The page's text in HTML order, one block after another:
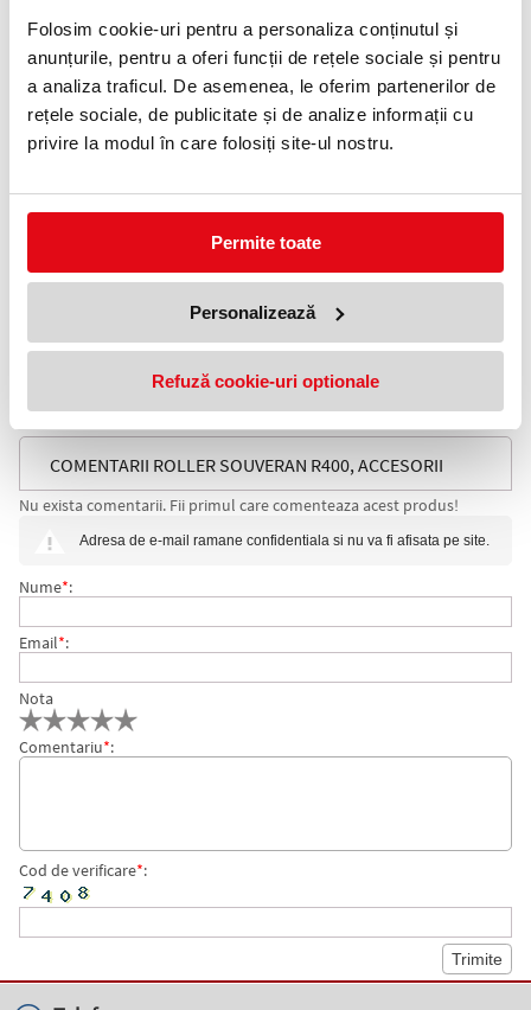
Folosim cookie-uri pentru a personaliza conținutul și
anunțurile, pentru a oferi funcții de rețele sociale și pentru
a analiza traficul. De asemenea, le oferim partenerilor de
rețele sociale, de publicitate și de analize informații cu
privire la modul în care folosiți site-ul nostru.
Permite toate
Personalizează
Refuză cookie-uri optionale
Materiale deosebite si design singular. Instrumentele de scris
exclusiviste isi gasesc admiratorii atat printre cunoscatori, cat si
printre utilizatorii obisnuiti. Aproape intotdeauna vorbim despre
dragoste la prima vedere. Fascinatie si pasiune, mult mai mult
distincti, instrumentele de scris Pelikan sunt o marturie a
dedicarii, preciziei si perfectiunii. Create pentru a inspira!
- mina de tip Parker neagra inclusa
- mecanism prin rasucire
- corp din rasina de inalta calitate combinata cu manseta cu
decor in dungi Souveraen din acetat de celuloza
- accesorii placate cu aur de 24K
COMENTARII ROLLER SOUVERAN R400, ACCESORII
PLACATE CU AUR, CORP NEGRU-ALBASTRU, PELIKAN
Nu exista comentarii. Fii primul care comenteaza acest produs!
Adresa de e-mail ramane confidentiala si nu va fi afisata pe site.
Nume*:
Email*:
Nota
Comentariu*:
Cod de verificare*: